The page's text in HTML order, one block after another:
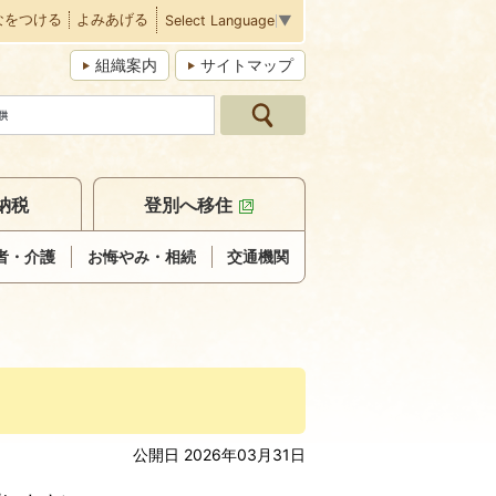
をつける よみあげる Select Language ▼
組織案内 サイトマップ
・介護 お悔やみ・相続 交通機関
税 登別へ移住
公開日 2026年03月31日